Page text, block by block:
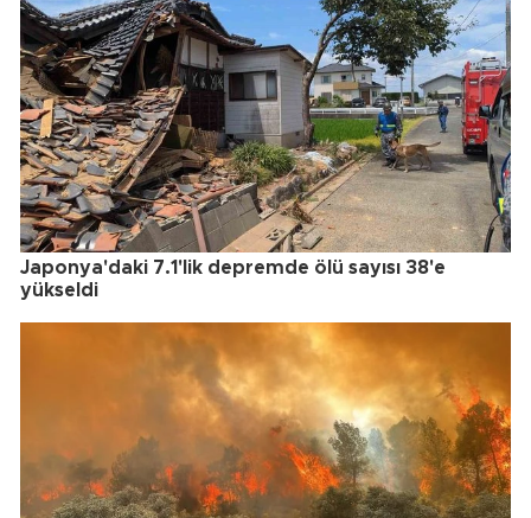
Japonya'daki 7.1'lik depremde ölü sayısı 38'e
yükseldi